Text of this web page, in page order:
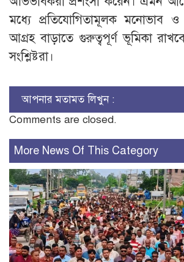
মধ্যে প্রতিযোগিতামূলক মনোভাব ও
আগ্রহ বাড়াতে গুরুত্বপূর্ণ ভূমিকা
সংশ্লিষ্টরা।
আপনার মতামত লিখুন :
Comments are closed.
More News Of This Category